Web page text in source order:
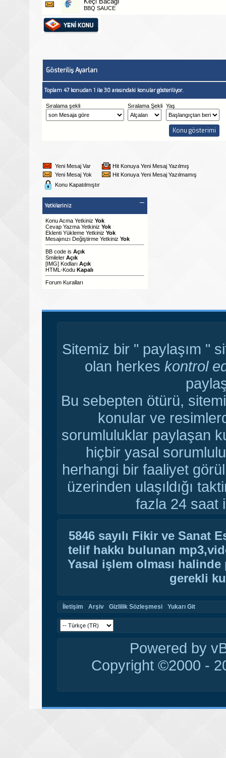
BBQ SAUCE
Gösteriliş Ayarları
Toplam 47 konudan 1 ile 30 arasındaki konular gösteriliyor.
Sıralama şekli Sıralama Şekli Yaş
Yeni Mesaj Var
Hit Konuya Yeni Mesaj Yazılmış
Yeni Mesaj Yok
Hit Konuya Yeni Mesaj Yazılmamış
Konu Kapatılmıştır
Yetkileriniz
Konu Acma Yetkiniz Yok
Cevap Yazma Yetkiniz Yok
Eklenti Yükleme Yetkiniz Yok
Mesajınızı Değiştirme Yetkiniz Yok
BB code is Açık
Smileler Açık
[IMG] Kodları Açık
HTML-Kodu Kapalı
Forum Kuralları
Sitemiz bir " paylaşım "
olan herkes kontrol
Bu sebepten ötürü,
konular ve
sorumluluklar paylaşan
hiçbir yasal
herhangi bir faaliyet
üzerinden ulaşıldığı
fazla 24 saat
5846 sayılı Fikir ve Sanat
telif hakkı bulunan
Yasal işlem olması
gerekli
İletişim Arşiv Gizlilik Sözleşmesi Yukarı Git
Powered by
Copyright ©2000 -